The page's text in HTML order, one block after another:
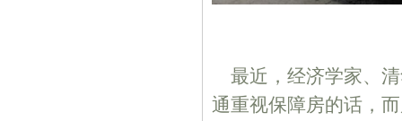
最近，经济学家、
通重视保障房的话，